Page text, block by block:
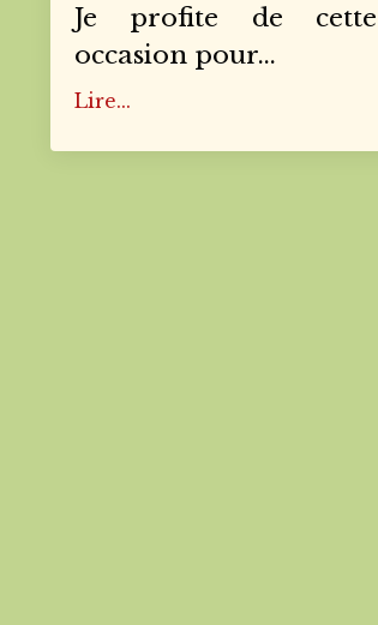
Je profite de cette
occasion pour...
Lire...